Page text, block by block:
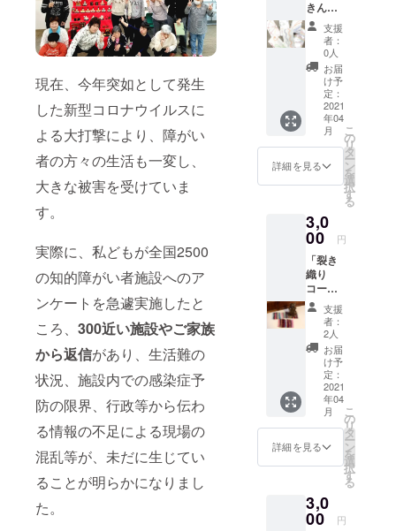
現在、今年突如として発生
した新型コロナウイルスに
よる大打撃により、障がい
者の方々の生活も一変し、
大きな被害を受けていま
す。
実際に、私どもが全国2500
の知的障がい者施設へのア
ンケートを急遽実施したと
ころ、 300近い施設やご家族
から返信があり、生活難の
状況、施設内での感染症予
防の限界、行政等から伝わ
る情報の不足による現場の
混乱等が、未だに生じてい
ることが明らかになりまし
た。
きん」
「ポス
トカー
ド3枚
セッ
ト」
支援
者：
0人
お届
け予
定：
2021
年04
月
詳細を見る
こ
の
リ
タ
ー
ン
を
選
択
す
る
3,0
00 円
「裂き
織り
コース
ター2
個」
「ポス
トカー
ド3枚
セッ
ト」
支援
者：
2人
お届
け予
定：
2021
年04
月
詳細を見る
こ
の
リ
タ
ー
ン
を
選
択
す
る
3,0
00 円